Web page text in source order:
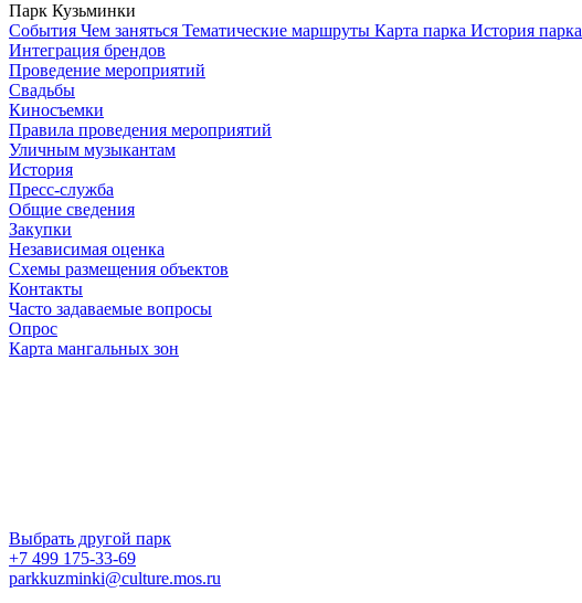
Парк Кузьминки
Cобытия Чем заняться Тематические маршруты Карта парка История парка
Интеграция брендов
Проведение мероприятий
Свадьбы
Киносъемки
Правила проведения мероприятий
Уличным музыкантам
История
Пресс-служба
Общие сведения
Закупки
Независимая оценка
Схемы размещения объектов
Контакты
Часто задаваемые вопросы
Опрос
Карта мангальных зон
Выбрать другой парк
+7 499 175-33-69
parkkuzminki@culture.mos.ru